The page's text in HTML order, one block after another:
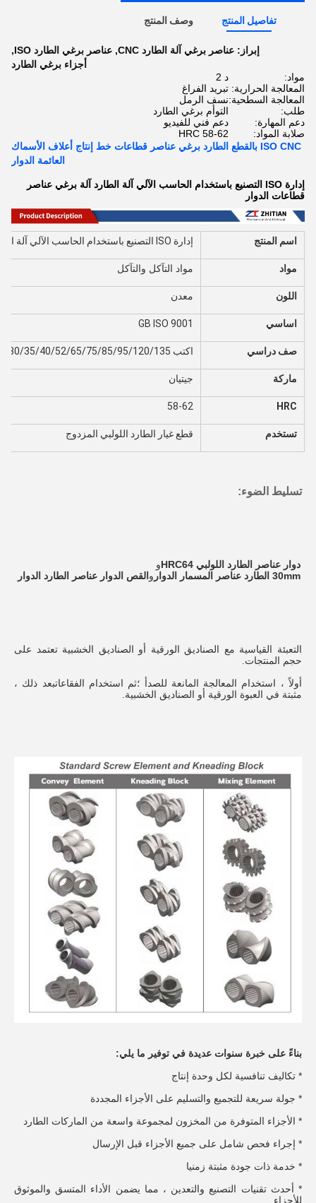
تفاصيل المنتج وصف المنتج
إبراز: عناصر برغي آلة الطارد CNC , عناصر برغي الطارد ISO
,
أجزاء برغي الطارد
مواد:
د 2
المعالجة الحرارية: تبريد الفراغ
المعالجة السطحية:نسف الرمل
طلب:
التوأم برغي الطارد
دعم المهارة:
دعم فني للفيديو
صلابة المواد:
HRC 58-62
ISO CNC بالقطع الطارد برغي عناصر قطاعات خط إنتاج أعلاف الأسماك
العائمة الدوار
إدارة ISO التصنيع باستخدام الحاسب الآلي آلة الطارد آلة برغي عناصر
قطاعات الدوار
اسم المنتج إدارة ISO التصنيع باستخدام الحاسب الآلي آلة الطارد آلة برغي عناصر قطاعات الدوار
مواد مواد التآكل والتآكل
اللون معدن
اساسي GB ISO 9001
صف دراسي اكتب 20/30/35/40/52/65/75/85/95/120/135
ماركة جيتيان
HRC
58-62
تستخدم قطع غيار الطارد اللولبي المزدوج
تسليط الضوء:
دوار عناصر الطارد اللولبي HRC64
و
30mm الطارد عناصر المسمار الدوار
و القص الدوار عناصر الطارد الدوار
التعبئة القياسية مع الصناديق الورقية أو الصناديق الخشبية تعتمد على
حجم المنتجات.
أولاً ، استخدام المعالجة المانعة للصدأ ؛ثم استخدام الفقاعاتبعد ذلك ،
مثبتة في العبوة الورقية أو الصناديق الخشبية.
بناءً على خبرة سنوات عديدة في توفير ما يلي:
* تكاليف تنافسية لكل وحدة إنتاج
* جولة سريعة للتجميع والتسليم على الأجزاء المجددة
* الأجزاء المتوفرة من المخزون لمجموعة واسعة من الماركات الطارد
* إجراء فحص شامل على جميع الأجزاء قبل الإرسال
* خدمة ذات جودة مثبتة زمنيا
للأجزاء